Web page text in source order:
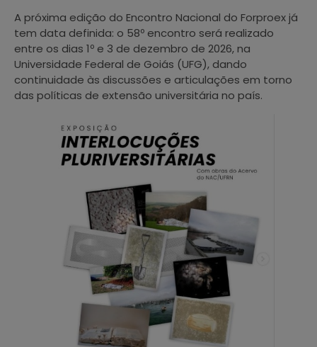
A próxima edição do Encontro Nacional do Forproex já
tem data definida: o 58º encontro será realizado
entre os dias 1º e 3 de dezembro de 2026, na
Universidade Federal de Goiás (UFG), dando
continuidade às discussões e articulações em torno
das políticas de extensão universitária no país.